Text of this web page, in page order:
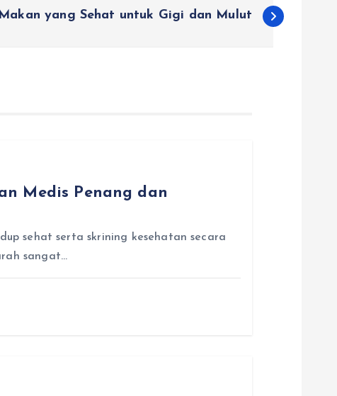
yang Sehat untuk Gigi dan Mulut
Medis Penang dan
sehat serta skrining kesehatan secara
sangat…